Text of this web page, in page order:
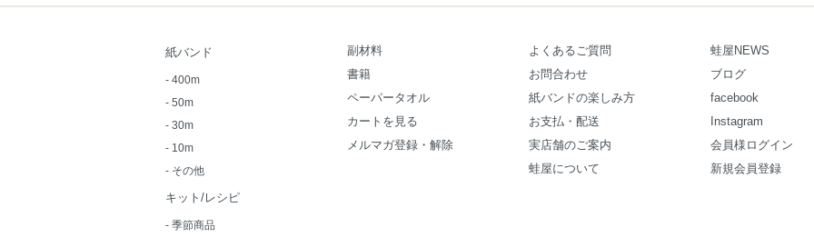
紙バンド
- 400m
- 50m
- 30m
- 10m
- その他
キット/レシピ
- 季節商品
副材料
書籍
ペーパータオル
カートを見る
メルマガ登録・解除
よくあるご質問
お問合わせ
紙バンドの楽しみ方
お支払・配送
実店舗のご案内
蛙屋について
蛙屋NEWS
ブログ
facebook
Instagram
会員様ログイン
新規会員登録